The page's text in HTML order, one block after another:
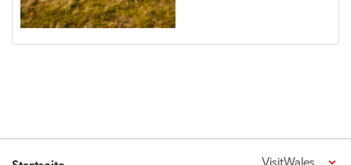
VisitWales